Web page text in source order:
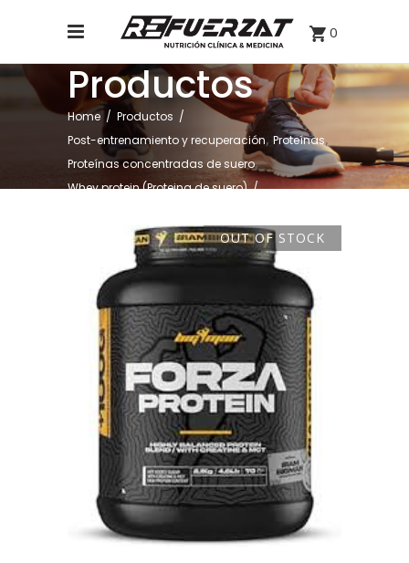
0
Productos
Home / Productos /
Post-entrenamiento y recuperación, Proteínas,
Proteínas concentradas de suero,
Whey protein (Proteina de suero)/
OUT OF STOCK